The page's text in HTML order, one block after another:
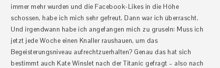
immer mehr wurden und die Facebook-Likes in die Höhe
schossen, habe ich mich sehr gefreut. Dann war ich überrascht.
Und irgendwann habe ich angefangen mich zu gruseln: Muss ich
jetzt jede Woche einen Knaller raushauen, um das
Begeisterungsniveau aufrechtzuerhalten? Genau das hat sich
bestimmt auch Kate Winslet nach der Titanic gefragt – also nach